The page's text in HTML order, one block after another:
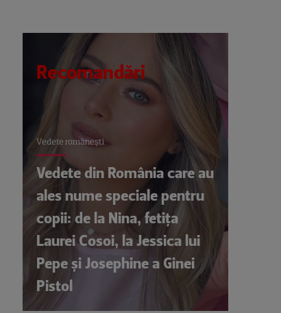
Recomandări
Vedete româneşti
Vedete din România care au
ales nume speciale pentru
copii: de la Nina, fetița
Laurei Cosoi, la Jessica lui
Pepe și Josephine a Ginei
Pistol